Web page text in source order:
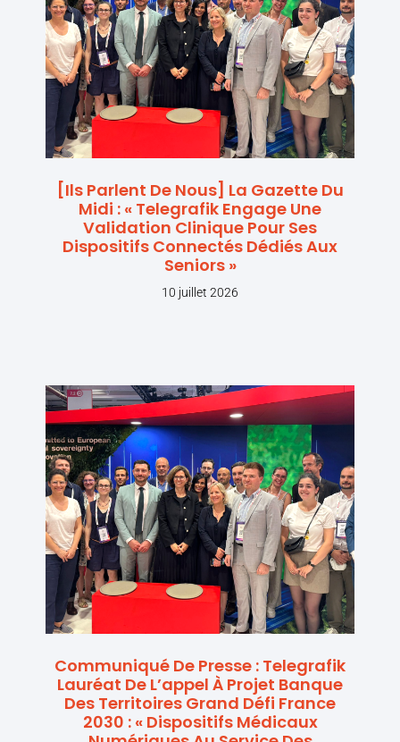
[Ils Parlent De Nous] La Gazette Du
Midi : « Telegrafik Engage Une
Validation Clinique Pour Ses
Dispositifs Connectés Dédiés Aux
Seniors »
10 juillet 2026
Communiqué De Presse : Telegrafik
Lauréat De L’appel À Projet Banque
Des Territoires Grand Défi France
2030 : « Dispositifs Médicaux